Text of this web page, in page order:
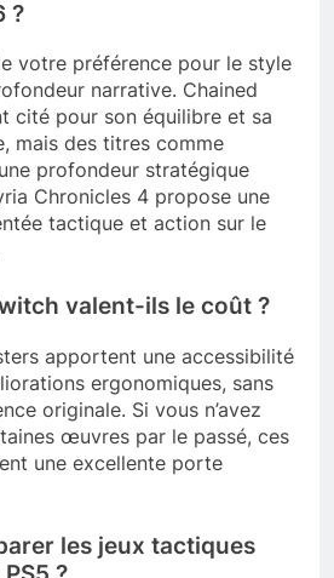
?
votre préférence pour le style
narrative. Chained
cité pour son équilibre et sa
mais des titres comme
profondeur stratégique
Chronicles 4 propose une
tactique et action sur le
valent-ils le coût ?
apportent une accessibilité
ergonomiques, sans
originale. Si vous n’avez
œuvres par le passé, ces
une excellente porte
les jeux tactiques